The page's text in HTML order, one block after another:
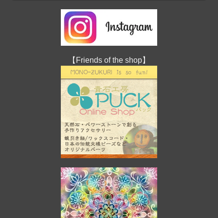
【Friends of the shop】